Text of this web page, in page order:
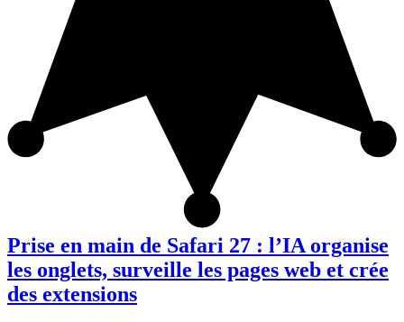
Prise en main de Safari 27 : l’IA organise
les onglets, surveille les pages web et crée
des extensions